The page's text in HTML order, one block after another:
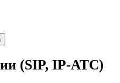
(SIP, IP-АТС)